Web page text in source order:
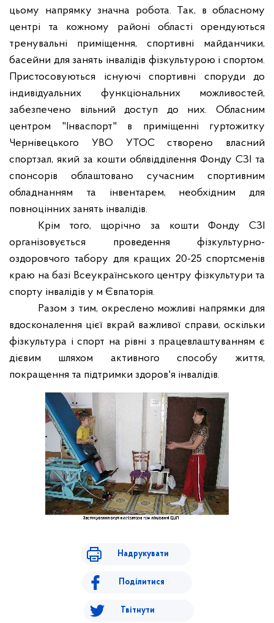
цьому напрямку значна робота. Так, в обласному
центрі та кожному районі області орендуються
тренувальні приміщення, спортивні майданчики,
басейни для занять інвалідів фізкультурою і спортом.
Пристосовуються існуючі спортивні споруди до
індивідуальних функціональних можливостей,
забезпечено вільний доступ до них. Обласним
центром "Інваспорт" в приміщенні гуртожитку
Чернівецького УВО УТОС створено власний
спортзал, який за кошти облвідділення Фонду СЗІ та
спонсорів облаштовано сучасним спортивним
обладнанням та інвентарем, необхідним для
повноцінних занять інвалідів.
Крім того, щорічно за кошти Фонду СЗІ
організовується проведення фізкультурно-
оздоровчого табору для кращих 20-25 спортсменів
краю на базі Всеукраїнського центру фізкультури та
спорту інвалідів у м Євпаторія.
Разом з тим, окреслено можливі напрямки для
вдосконалення цієї вкрай важливої справи, оскільки
фізкультура і спорт на рівні з працевлаштуванням є
дієвим шляхом активного способу життя,
покращення та підтримки здоров'я інвалідів.
Надрукувати
Поділитися
Твітнути